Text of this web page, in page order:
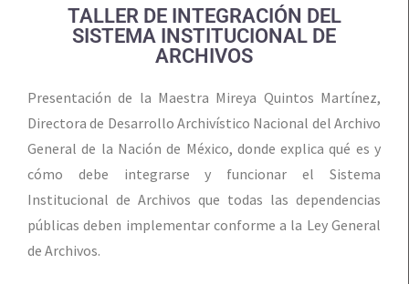
TALLER DE INTEGRACIÓN DEL
SISTEMA INSTITUCIONAL DE
ARCHIVOS
Presentación de la Maestra Mireya Quintos Martínez,
Directora de Desarrollo Archivístico Nacional del Archivo
General de la Nación de México, donde explica qué es y
cómo debe integrarse y funcionar el Sistema
Institucional de Archivos que todas las dependencias
públicas deben implementar conforme a la Ley General
de Archivos.